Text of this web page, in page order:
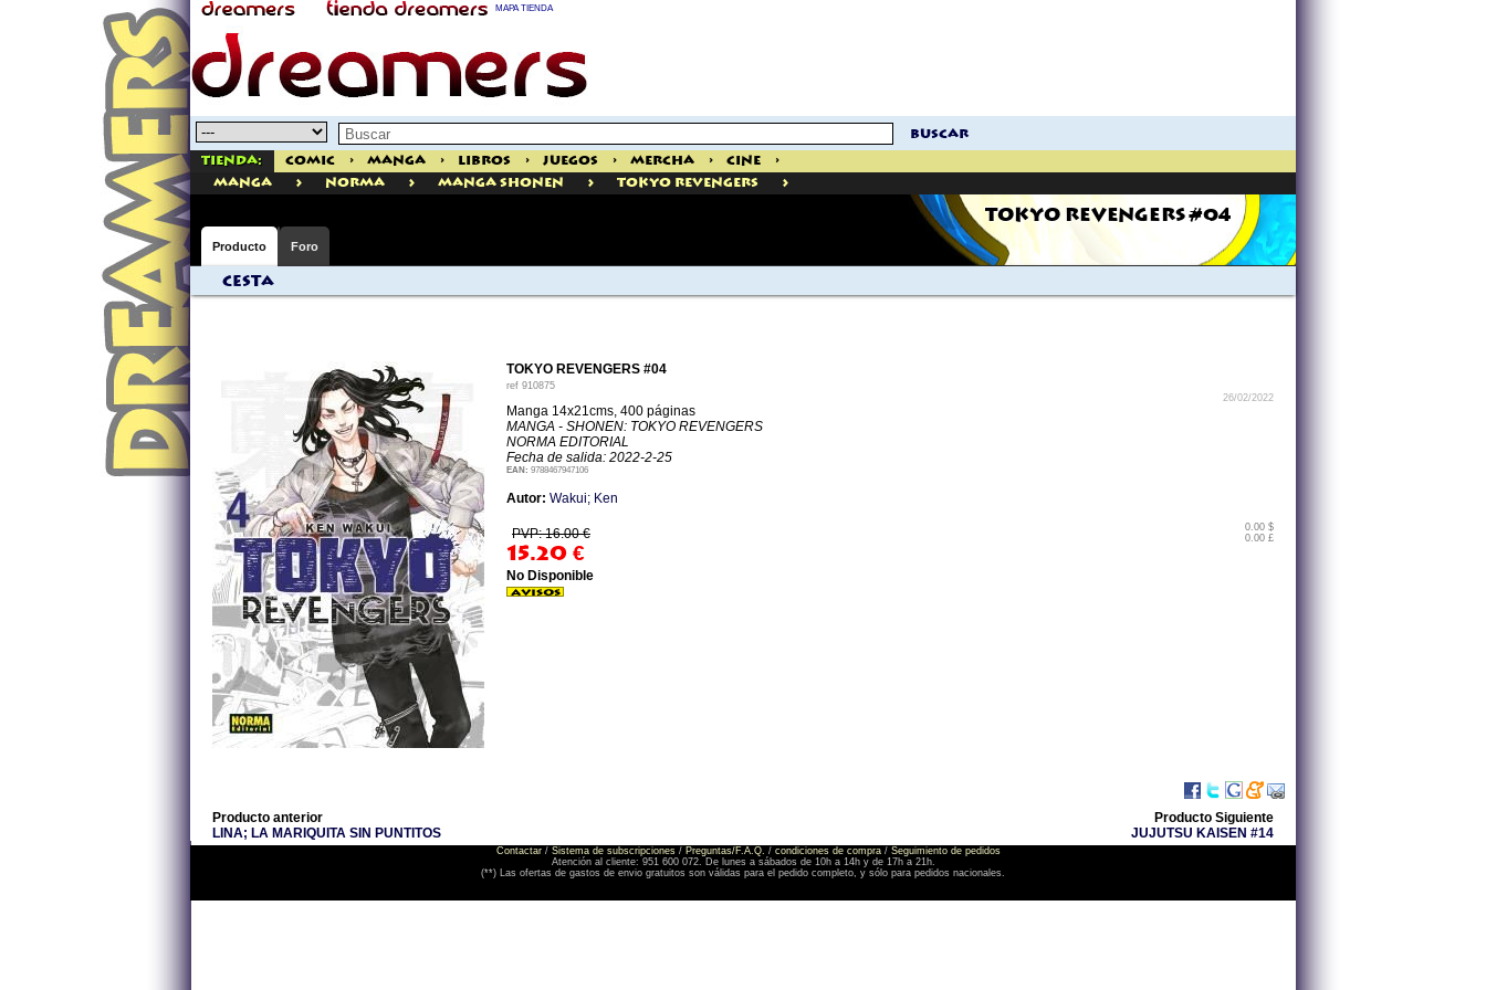
MAPA TIENDA
buscar
Tienda: Comic > Manga > Libros > Juegos > Mercha > Cine
>
manga
> Norma > Manga Shonen > Tokyo Revengers >
TOKYO REVENGERS #04
Producto Foro
Cesta
TOKYO REVENGERS #04
ref 910875
26/02/2022
Manga 14x21cms, 400 páginas
MANGA - SHONEN: TOKYO REVENGERS
NORMA EDITORIAL
Fecha de salida: 2022-2-25
EAN: 9788467947106
Autor: Wakui; Ken
PVP: 16.00 €
15.20 €
0.00 $
0.00 £
No Disponible
Producto anterior
LINA; LA MARIQUITA SIN PUNTITOS
Producto Siguiente
JUJUTSU KAISEN #14
Contactar / Sistema de subscripciones / Preguntas/F.A.Q. / condiciones de compra / Seguimiento de pedidos
Atención al cliente: 951 600 072. De lunes a sábados de 10h a 14h y de 17h a 21h.
(**) Las ofertas de gastos de envio gratuitos son válidas para el pedido completo, y sólo para pedidos nacionales.